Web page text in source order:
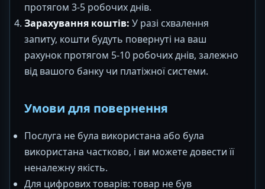
протягом 3-5 робочих днів.
Зарахування коштів: У разі схвалення
запиту, кошти будуть повернуті на ваш
рахунок протягом 5-10 робочих днів, залежно
від вашого банку чи платіжної системи.
Умови для повернення
Послуга не була використана або була
використана частково, і ви можете довести її
неналежну якість.
Для цифрових товарів: товар не був